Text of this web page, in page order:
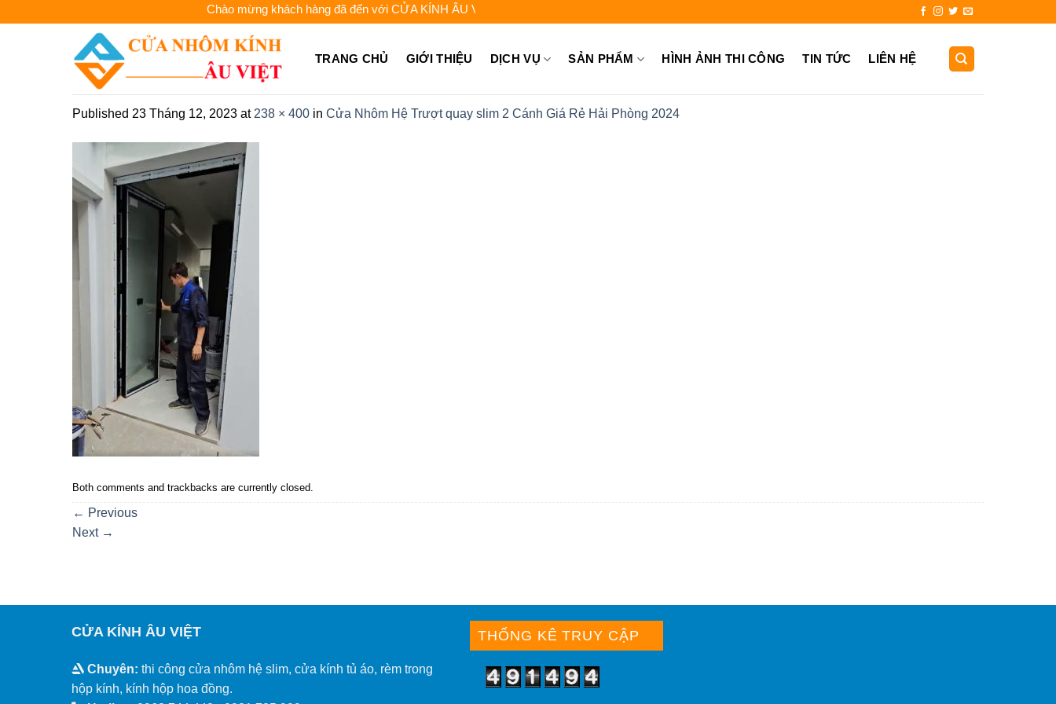
Chào mừng khách hàng đã đến với CỬA KÍNH ÂU VIỆT - Liên hệ để được tư vấn: 0962.744.448 - 0931.725.999
TRANG CHỦ GIỚI THIỆU DỊCH VỤ SẢN PHẨM HÌNH ẢNH THI CÔNG TIN TỨC LIÊN HỆ
Published 23 Tháng 12, 2023 at 238 × 400 in Cửa Nhôm Hệ Trượt quay slim 2 Cánh Giá Rẻ Hải Phòng 2024
Both comments and trackbacks are currently closed.
← Previous
Next →
CỬA KÍNH ÂU VIỆT
Chuyên: thi công cửa nhôm hệ slim, cửa kính tủ áo, rèm trong
hộp kính, kính hộp hoa đồng.
THỐNG KÊ TRUY CẬP